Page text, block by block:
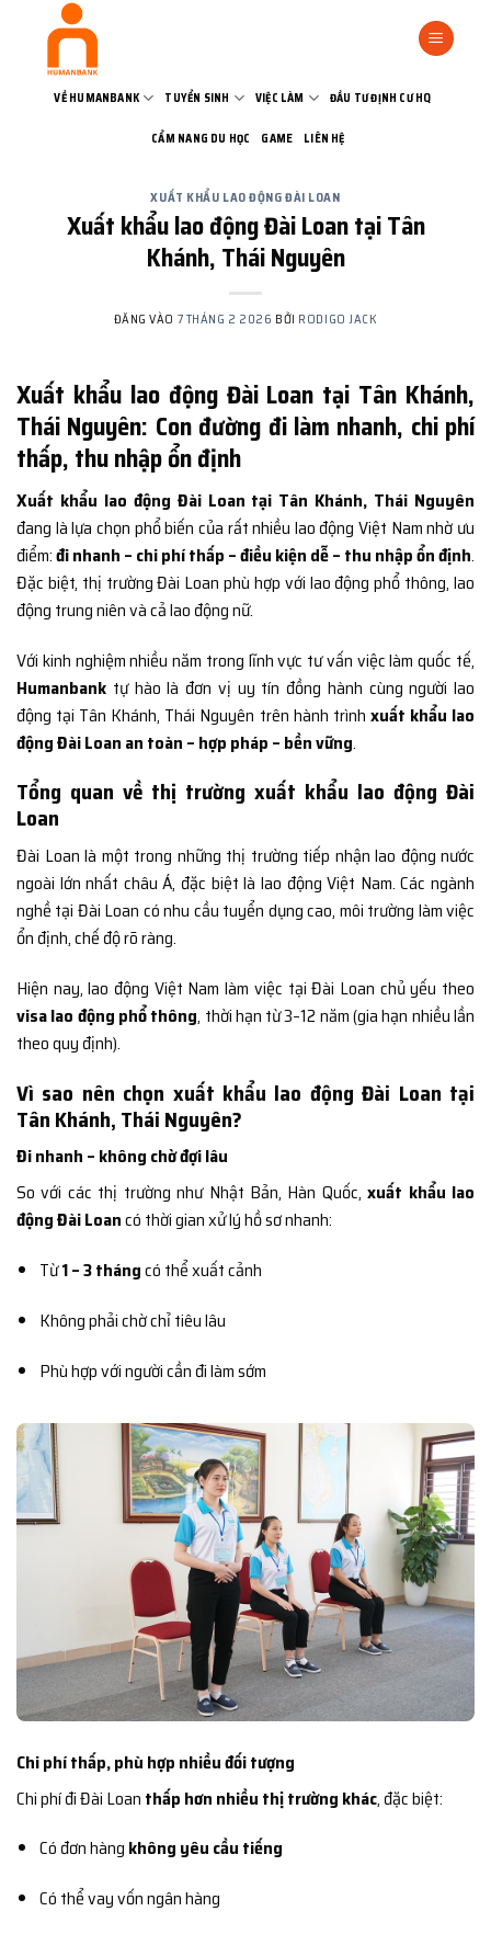
VỀ HUMANBANK TUYỂN SINH VIỆC LÀM ĐẦU TƯ ĐỊNH CƯ HQ
CẨM NANG DU HỌC GAME LIÊN HỆ
XUẤT KHẨU LAO ĐỘNG ĐÀI LOAN
Xuất khẩu lao động Đài Loan tại Tân
Khánh, Thái Nguyên
ĐĂNG VÀO 7 THÁNG 2 2026 BỞI RODIGO JACK
Xuất khẩu lao động Đài Loan tại Tân Khánh,
Thái Nguyên: Con đường đi làm nhanh, chi phí
thấp, thu nhập ổn định
Xuất khẩu lao động Đài Loan tại Tân Khánh, Thái Nguyên
đang là lựa chọn phổ biến của rất nhiều lao động Việt Nam nhờ ưu
điểm:đi nhanh – chi phí thấp – điều kiện dễ – thu nhập ổn định.
Đặc biệt, thị trường Đài Loan phù hợp với lao động phổ thông, lao
động trung niên và cả lao động nữ.
Với kinh nghiệm nhiều năm trong lĩnh vực tư vấn việc làm quốc tế,
Humanbank tự hào là đơn vị uy tín đồng hành cùng người lao
động tại Tân Khánh, Thái Nguyên trên hành trình xuất khẩu lao
động Đài Loan an toàn – hợp pháp – bền vững.
Tổng quan về thị trường xuất khẩu lao động Đài
Loan
Đài Loan là một trong những thị trường tiếp nhận lao động nước
ngoài lớn nhất châu Á, đặc biệt là lao động Việt Nam. Các ngành
nghề tại Đài Loan có nhu cầu tuyển dụng cao, môi trường làm việc
ổn định, chế độ rõ ràng.
Hiện nay, lao động Việt Nam làm việc tại Đài Loan chủ yếu theo
visa lao động phổ thông, thời hạn từ 3–12 năm (gia hạn nhiều lần
theo quy định).
Vì sao nên chọn xuất khẩu lao động Đài Loan tại
Tân Khánh, Thái Nguyên?
Đi nhanh – không chờ đợi lâu
So với các thị trường như Nhật Bản, Hàn Quốc,xuất khẩu lao
động Đài Loancó thời gian xử lý hồ sơ nhanh:
Từ1 – 3 thángcó thể xuất cảnh
Không phải chờ chỉ tiêu lâu
Phù hợp với người cần đi làm sớm
Chi phí thấp, phù hợp nhiều đối tượng
Chi phí đi Đài Loan thấp hơn nhiều thị trường khác, đặc biệt:
Có đơn hàng không yêu cầu tiếng
Có thể vay vốn ngân hàng